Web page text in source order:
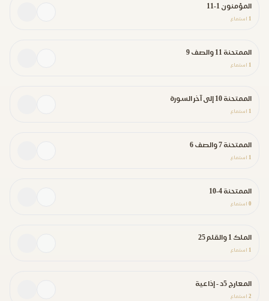
المؤمنون 1-11
1 استماع
الممتحنة 11 والصف 9
1 استماع
الممتحنة 10 إلى آخر السورة
1 استماع
الممتحنة 7 والصف 6
1 استماع
الممتحنة 4-10
0 استماع
الملك 1 والقلم 25
1 استماع
المعارج 5د - إذاعية
2 استماع